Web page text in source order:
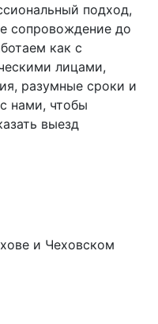
подход,
сопровождение до
как с
лицами,
разумные сроки и
нами, чтобы
выезд